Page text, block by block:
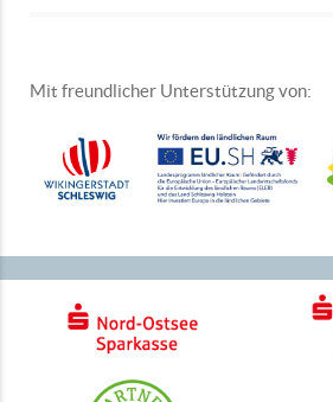
Mit freundlicher Unterstützung von: